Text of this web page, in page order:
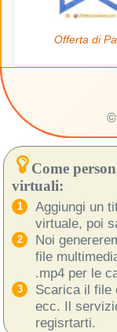
©
Come
virtuali:
Aggiungi un
virtuale, poi
Noi
file
.mp4 per le
Scarica il file
ecc. Il
regisrtarti.